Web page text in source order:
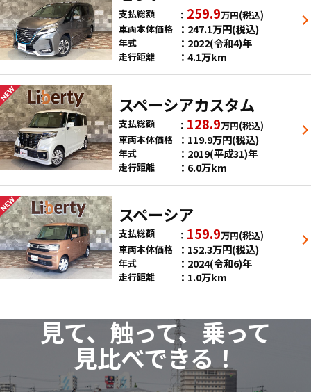
支払総額 259.9万円(税込)
車両本体価格
247.1万円(税込)
年式 2022(令和4)年
走行距離 4.1万km
スペーシアカスタム
支払総額 128.9万円(税込)
車両本体価格
119.9万円(税込)
年式 2019(平成31)年
走行距離 6.0万km
スペーシア
支払総額 159.9万円(税込)
車両本体価格
152.3万円(税込)
年式 2024(令和6)年
走行距離 1.0万km
見て、触って、乗って
見比べできる！